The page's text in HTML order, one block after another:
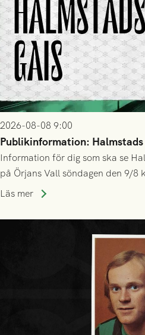
2026-08-08 9:00
Publikinformation:
Information för dig som ska se
på Örjans Vall söndagen den 9/8
Läs mer